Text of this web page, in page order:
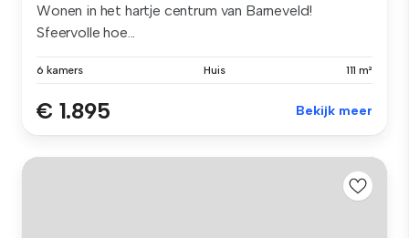
Wonen in het hartje centrum van Barneveld!
Sfeervolle hoe...
6 kamers Huis 111 m²
€ 1.895 Bekijk meer